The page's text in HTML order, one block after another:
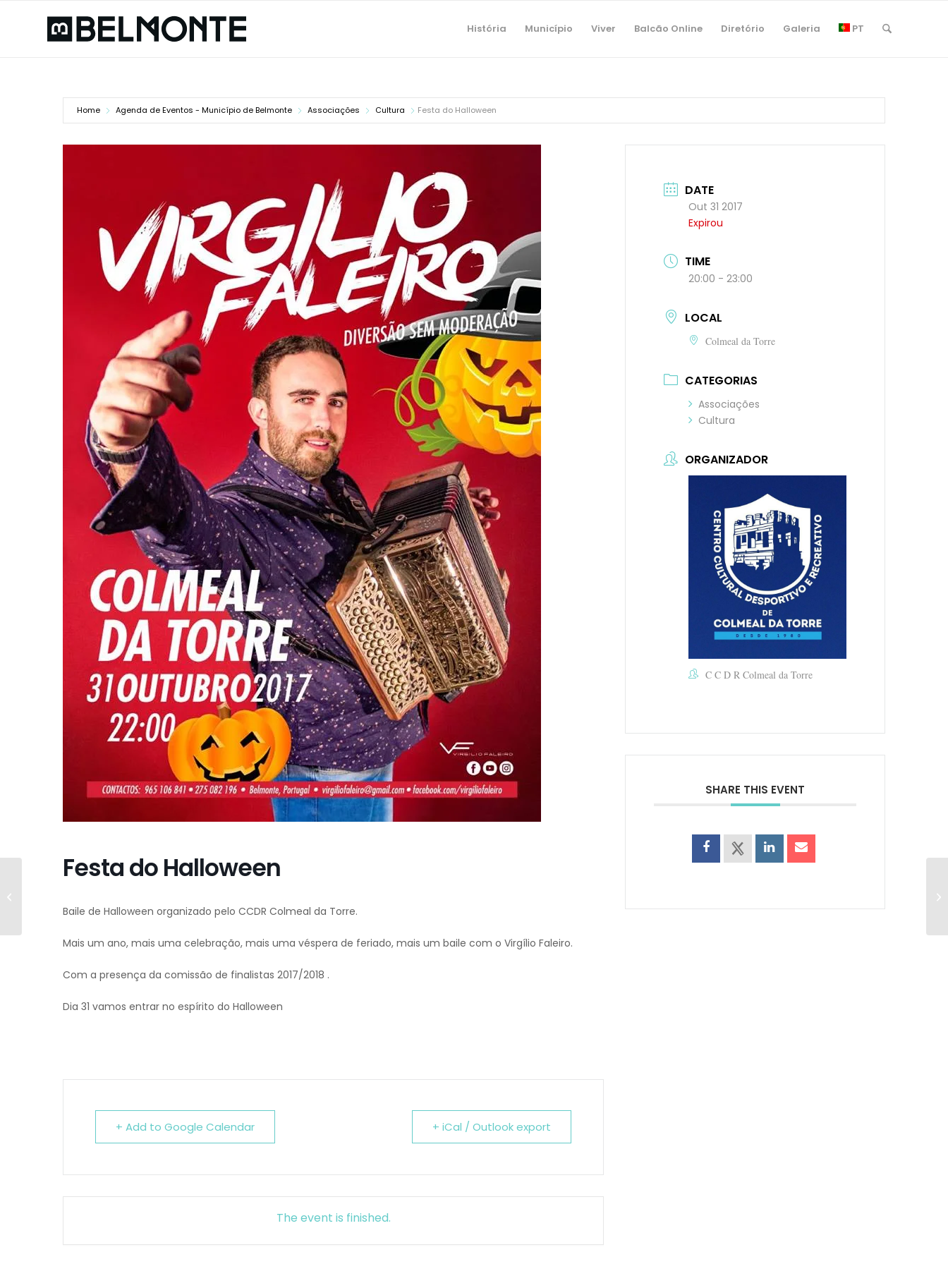
História Município Viver Balcão Online Diretório Galeria PT
Home Agenda de Eventos - Município de Belmonte Associações Cultura Festa do Halloween
Festa do Halloween
Baile de Halloween organizado pelo CCDR Colmeal da Torre.
Mais um ano, mais uma celebração, mais uma véspera de feriado, mais um baile com o Virgílio Faleiro.
Com a presença da comissão de finalistas 2017/2018 .
Dia 31 vamos entrar no espírito do Halloween
+ Add to Google Calendar + iCal / Outlook export
The event is finished.
DATE
Out 31 2017
Expirou
TIME
20:00 - 23:00
LOCAL
Colmeal da Torre
CATEGORIAS
Associações
Cultura
ORGANIZADOR
C C D R Colmeal da Torre
SHARE THIS EVENT